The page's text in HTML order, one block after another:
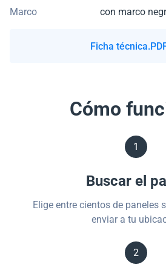
Marco
con marco
Ficha
Cómo
1
Buscar el
Elige entre cientos de paneles
enviar a tu
2